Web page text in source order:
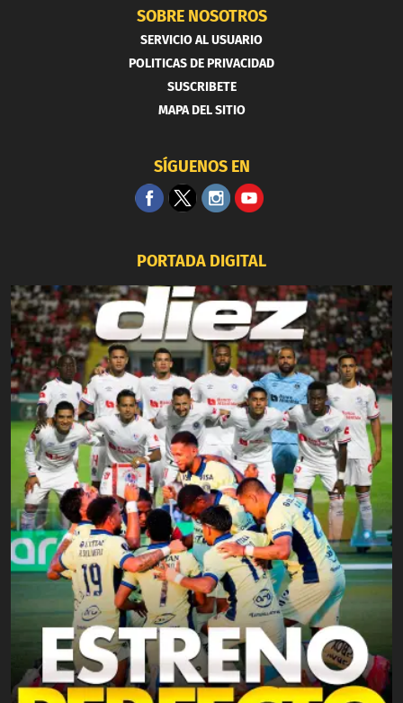
SOBRE NOSOTROS
SERVICIO AL USUARIO
POLITICAS DE PRIVACIDAD
SUSCRIBETE
MAPA DEL SITIO
SÍGUENOS EN
PORTADA DIGITAL